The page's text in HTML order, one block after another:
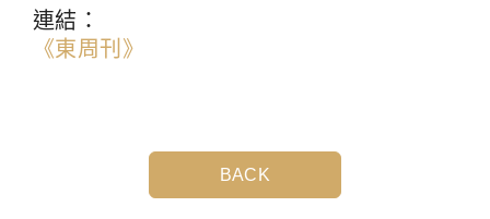
連結：
《東周刊》
BACK